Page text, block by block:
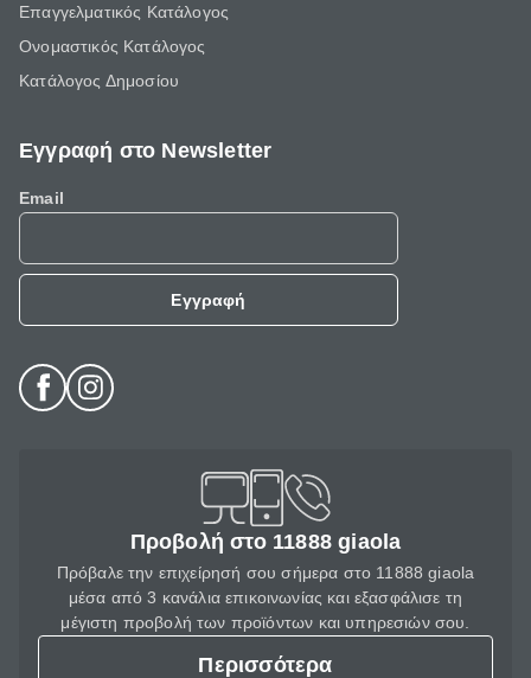
Επαγγελματικός Κατάλογος
Ονομαστικός Κατάλογος
Κατάλογος Δημοσίου
Εγγραφή στο Newsletter
Email
Εγγραφή
Προβολή στο 11888 giaola
Πρόβαλε την επιχείρησή σου σήμερα στο 11888 giaola
μέσα από 3 κανάλια επικοινωνίας και εξασφάλισε τη
μέγιστη προβολή των προϊόντων και υπηρεσιών σου.
Περισσότερα